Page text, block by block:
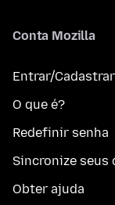
Conta Mozilla
Entrar/
O que é?
Redefinir senha
Sincronize seus
Obter ajuda